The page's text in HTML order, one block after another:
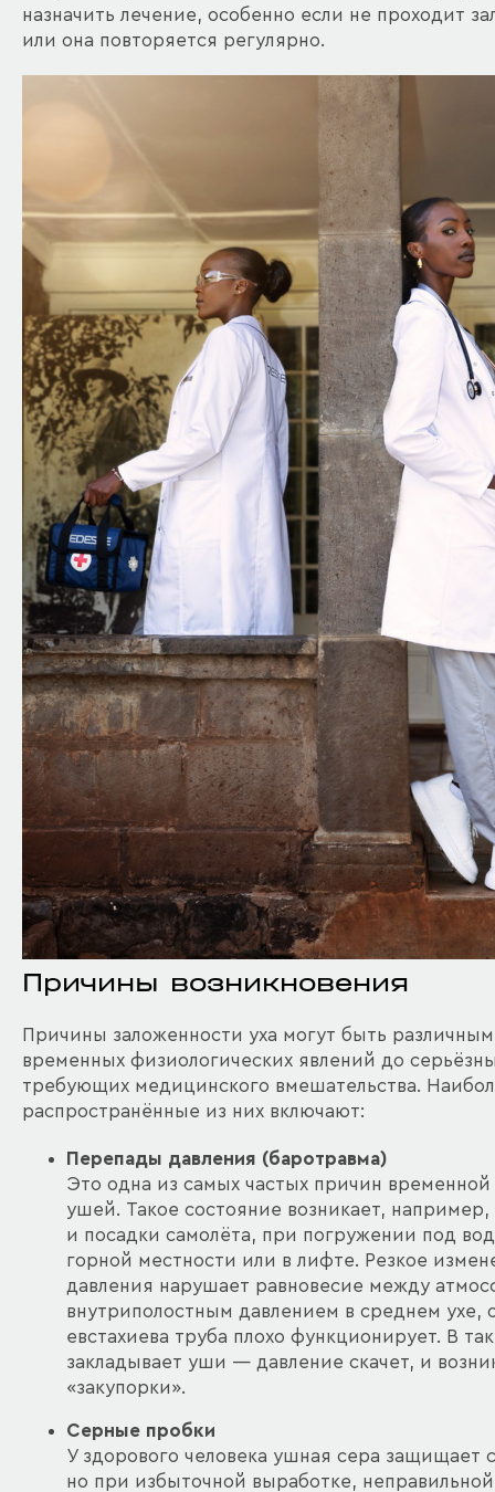
назначить лечение, особенно если не проходит
или она повторяется регулярно.
Причины возникновения
Причины заложенности уха могут быть
временных физиологических явлений до
требующих медицинского вмешательства.
распространённые из них включают:
Перепады давления (баротравма)
Это одна из самых частых причин временной
ушей. Такое состояние возникает, например,
и посадки самолёта, при погружении под
горной местности или в лифте. Резкое
давления нарушает равновесие между
внутриполостным давлением в среднем ухе,
евстахиева труба плохо функционирует. В
закладывает уши — давление скачет, и
«закупорки».
Серные пробки
У здорового человека ушная сера защищает
но при избыточной выработке,